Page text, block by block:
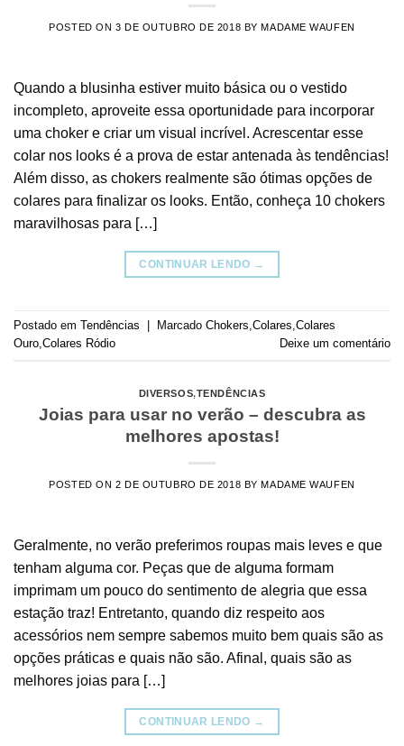
POSTED ON 3 DE OUTUBRO DE 2018 BYMADAME WAUFEN
Quando a blusinha estiver muito básica ou o vestido
incompleto, aproveite essa oportunidade para incorporar
uma choker e criar um visual incrível. Acrescentar esse
colar nos looks é a prova de estar antenada às tendências!
Além disso, as chokers realmente são ótimas opções de
colares para finalizar os looks. Então, conheça 10 chokers
maravilhosas para […]
CONTINUAR LENDO →
Postado em Tendências Marcado Chokers,Colares,Colares
Ouro,Colares Ródio Deixe um comentário
DIVERSOS,TENDÊNCIAS
Joias para usar no verão – descubra as
melhores apostas!
POSTED ON 2 DE OUTUBRO DE 2018 BYMADAME WAUFEN
Geralmente, no verão preferimos roupas mais leves e que
tenham alguma cor. Peças que de alguma formam
imprimam um pouco do sentimento de alegria que essa
estação traz! Entretanto, quando diz respeito aos
acessórios nem sempre sabemos muito bem quais são as
opções práticas e quais não são. Afinal, quais são as
melhores joias para […]
CONTINUAR LENDO →